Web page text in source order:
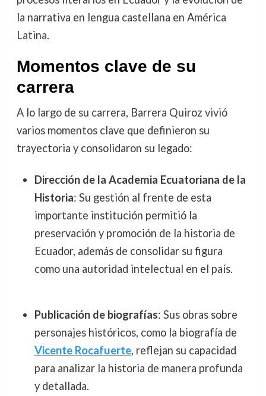
la narrativa en lengua castellana en América
Latina.
Momentos clave de su
carrera
A lo largo de su carrera, Barrera Quiroz vivió
varios momentos clave que definieron su
trayectoria y consolidaron su legado:
Dirección de la Academia Ecuatoriana de la
Historia: Su gestión al frente de esta
importante institución permitió la
preservación y promoción de la historia de
Ecuador, además de consolidar su figura
como una autoridad intelectual en el país.
Publicación de biografías: Sus obras sobre
personajes históricos, como la biografía de
Vicente Rocafuerte, reflejan su capacidad
para analizar la historia de manera profunda
y detallada.